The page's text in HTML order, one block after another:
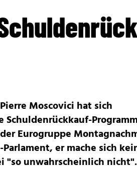
Moscovici hat sich
Programm
Eurogruppe
er mache sich
"so unwahrscheinlich nicht".